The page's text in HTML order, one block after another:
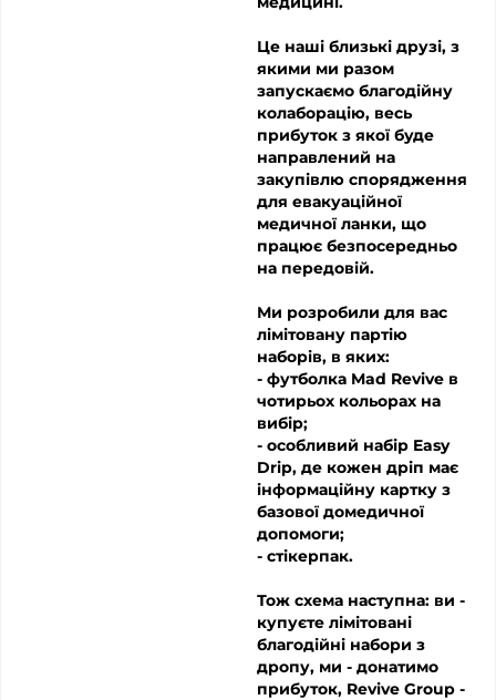
Це наші близькі друзі, з
якими ми разом
запускаємо благодійну
колаборацію, весь
прибуток з якої буде
направлений на
закупівлю спорядження
для евакуаційної
медичної ланки, що
працює безпосередньо
на передовій.
Ми розробили для вас
лімітовану партію
наборів, в яких:
- футболка Mad Revive в
чотирьох кольорах на
вибір;
- особливий набір Easy
Drip, де кожен дріп має
інформаційну картку з
базової домедичної
допомоги;
- стікерпак.
Тож схема наступна: ви -
купуєте лімітовані
благодійні набори з
дропу, ми - донатимо
прибуток, Revive Group -